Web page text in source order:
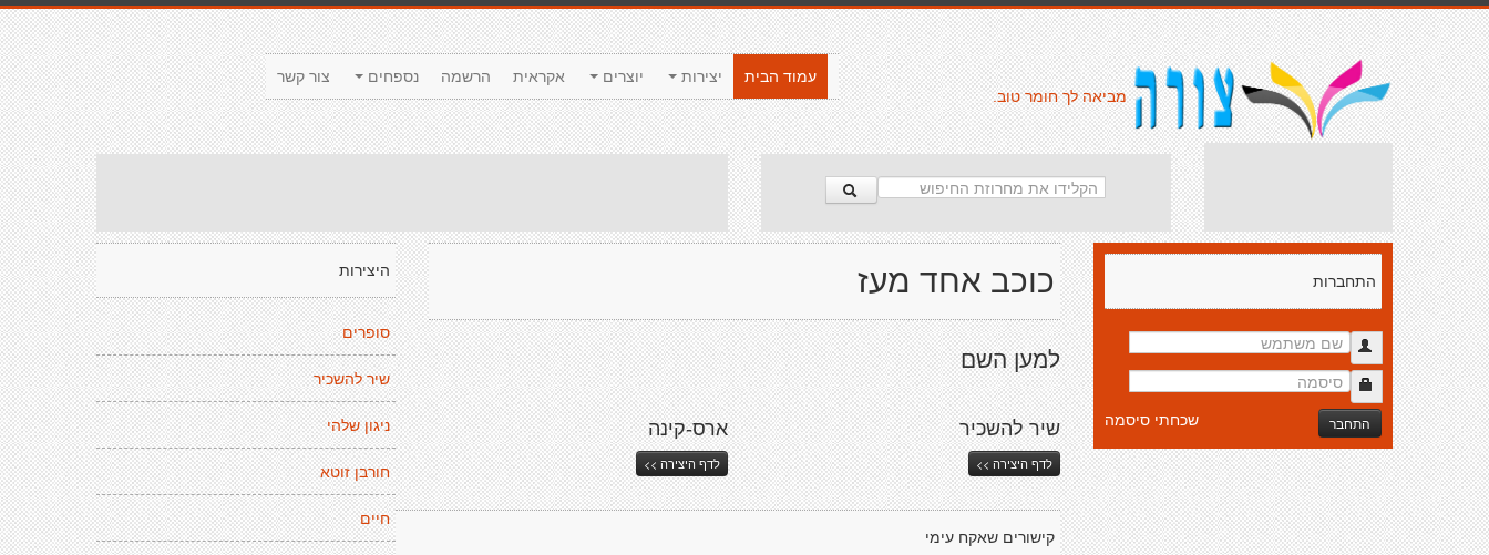
צור קשר נספחים הרשמה אקראית יוצרים יצירות
עמוד הבית
מביאה לך חומר טוב.
היצירות
סופרים
שיר להשכיר
ניגון שלהי
חורבן זוטא
חיים
כוכב אחד מעז
למען השם
ארס-קינה
לדף היצירה >>
שיר להשכיר
לדף היצירה >>
קישורים שאקח עימי
התחברות
התחבר שכחתי סיסמה